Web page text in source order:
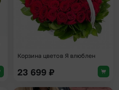
Корзина цветов Я влюблен
23 699 ₽